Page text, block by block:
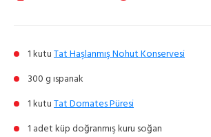
1 kutuTat Haşlanmış Nohut Konservesi
300 g ıspanak
1 kutuTat Domates Püresi
1 adet küp doğranmış kuru soğan